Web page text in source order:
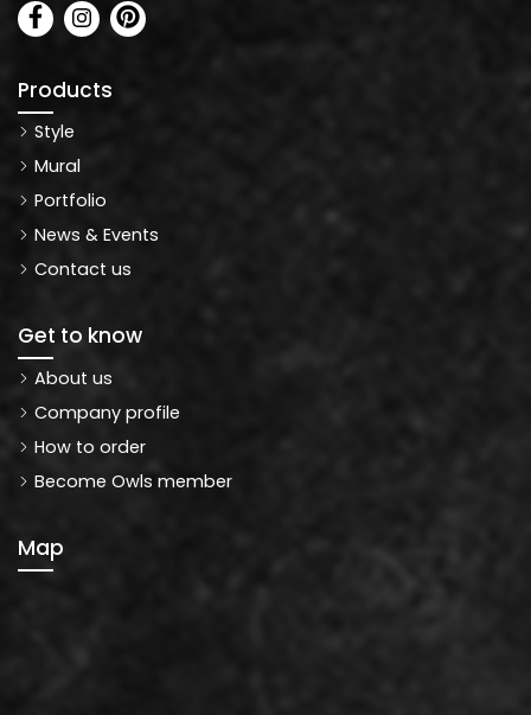
Products
Style
Mural
Portfolio
News & Events
Contact us
Get to know
About us
Company profile
How to order
Become Owls member
Map